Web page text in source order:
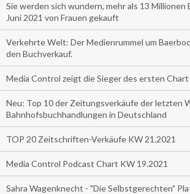
Sie werden sich wundern, mehr als 13 Millionen
Juni 2021 von Frauen gekauft
Verkehrte Welt: Der Medienrummel um
den Buchverkauf.
Media Control zeigt die Sieger des ersten
Neu: Top 10 der Zeitungsverkäufe der letzten
Bahnhofsbuchhandlungen in Deutschland
TOP 20 Zeitschriften-Verkäufe KW 21.2021
Media Control Podcast Chart KW 19.2021
Sahra Wagenknecht - "Die Selbstgerechten"